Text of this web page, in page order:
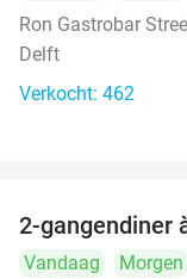
Ron Gastrobar
Delft
Verkocht: 462
2-gangendiner
Vandaag Morgen